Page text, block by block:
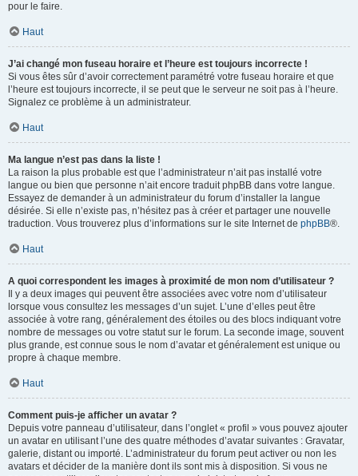
pour le faire.
Haut
J’ai changé mon fuseau horaire et l’heure est toujours incorrecte !
Si vous êtes sûr d’avoir correctement paramétré votre fuseau horaire et que
l’heure est toujours incorrecte, il se peut que le serveur ne soit pas à l’heure.
Signalez ce problème à un administrateur.
Haut
Ma langue n’est pas dans la liste !
La raison la plus probable est que l’administrateur n’ait pas installé votre
langue ou bien que personne n’ait encore traduit phpBB dans votre langue.
Essayez de demander à un administrateur du forum d’installer la langue
désirée. Si elle n’existe pas, n’hésitez pas à créer et partager une nouvelle
traduction. Vous trouverez plus d’informations sur le site Internet de phpBB®.
Haut
A quoi correspondent les images à proximité de mon nom d’utilisateur ?
Il y a deux images qui peuvent être associées avec votre nom d’utilisateur
lorsque vous consultez les messages d’un sujet. L’une d’elles peut être
associée à votre rang, généralement des étoiles ou des blocs indiquant votre
nombre de messages ou votre statut sur le forum. La seconde image, souvent
plus grande, est connue sous le nom d’avatar et généralement est unique ou
propre à chaque membre.
Haut
Comment puis-je afficher un avatar ?
Depuis votre panneau d’utilisateur, dans l’onglet « profil » vous pouvez ajouter
un avatar en utilisant l’une des quatre méthodes d’avatar suivantes : Gravatar,
galerie, distant ou importé. L’administrateur du forum peut activer ou non les
avatars et décider de la manière dont ils sont mis à disposition. Si vous ne